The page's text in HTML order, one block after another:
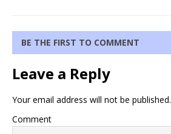
BE THE FIRST TO COMMENT
Leave a Reply
Your email address will not be published.
Comment